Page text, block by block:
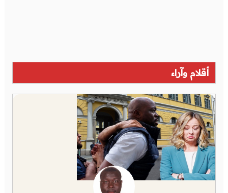
أقلام وآراء